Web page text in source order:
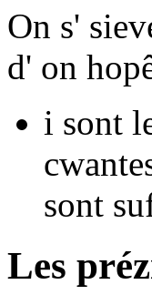
On s'
d' on
i sont
sont
Les